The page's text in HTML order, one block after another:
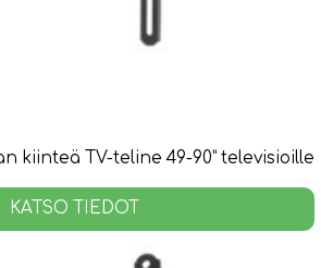
kiinteä TV-teline 49-90” televisioille
KATSO TIEDOT